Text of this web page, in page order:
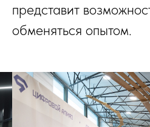
представит
обменяться опытом.